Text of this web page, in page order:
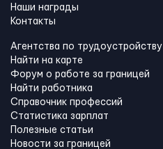
Наши награды
Контакты
Агентства по трудоустройству
Найти на карте
Форум о работе за границей
Найти работника
Справочник профессий
Статистика зарплат
Полезные статьи
Новости за границей